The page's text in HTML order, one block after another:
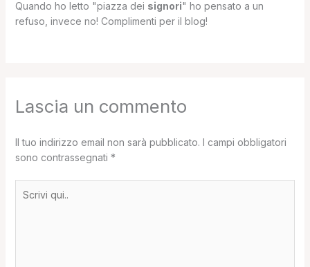
Quando ho letto "piazza dei signori" ho pensato a un
refuso, invece no! Complimenti per il blog!
Lascia un commento
Il tuo indirizzo email non sarà pubblicato. I campi obbligatori
sono contrassegnati *
qui..